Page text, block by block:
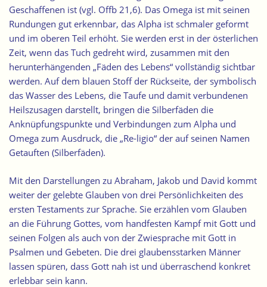
Geschaffenen ist (vgl. Offb 21,6). Das Omega ist mit seinen
Rundungen gut erkennbar, das Alpha ist schmaler geformt
und im oberen Teil erhöht. Sie werden erst in der österlichen
Zeit, wenn das Tuch gedreht wird, zusammen mit den
herunterhängenden „Fäden des Lebens“ vollständig sichtbar
werden. Auf dem blauen Stoff der Rückseite, der symbolisch
das Wasser des Lebens, die Taufe und damit verbundenen
Heilszusagen darstellt, bringen die Silberfäden die
Anknüpfungspunkte und Verbindungen zum Alpha und
Omega zum Ausdruck, die „Re-ligio“ der auf seinen Namen
Getauften (Silberfäden).
Mit den Darstellungen zu Abraham, Jakob und David kommt
weiter der gelebte Glauben von drei Persönlichkeiten des
ersten Testaments zur Sprache. Sie erzählen vom Glauben
an die Führung Gottes, vom handfesten Kampf mit Gott und
seinen Folgen als auch von der Zwiesprache mit Gott in
Psalmen und Gebeten. Die drei glaubensstarken Männer
lassen spüren, dass Gott nah ist und überraschend konkret
erlebbar sein kann.